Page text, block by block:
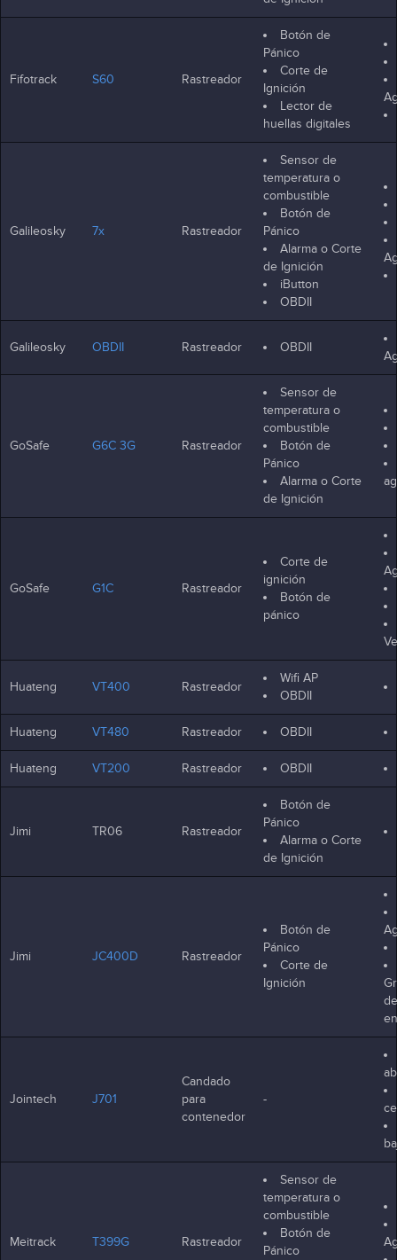
Fifotrack S60 Rastreador
Botón de
Pánico
Corte de
Ignición
Lector de
huellas digitales
Galileosky 7x Rastreador
Sensor de
temperatura o
combustible
Botón de
Pánico
Alarma o Corte
de Ignición
iButton
OBDII
Galileosky OBDII Rastreador OBDII
GoSafe G6C 3G Rastreador
Sensor de
temperatura o
combustible
Botón de
Pánico
Alarma o Corte
de Ignición
GoSafe G1C Rastreador
Corte de
ignición
Botón de
pánico
Huateng VT400 Rastreador
Wifi AP
OBDII
Huateng VT480 Rastreador OBDII
Huateng VT200 Rastreador OBDII
Jimi TR06 Rastreador
Botón de
Pánico
Alarma o Corte
de Ignición
Jimi JC400D Rastreador
Botón de
Pánico
Corte de
Ignición
Jointech J701
Candado
para
contenedor
-
Meitrack T399G Rastreador
Sensor de
temperatura o
combustible
Botón de
Pánico